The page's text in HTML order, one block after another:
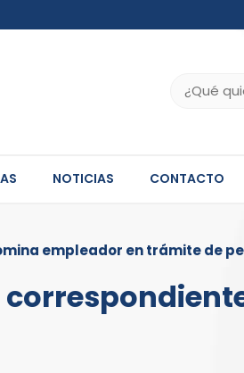
o .gov.do. Comparte información
NOTICIAS CONTACTO
empleador en trámite de